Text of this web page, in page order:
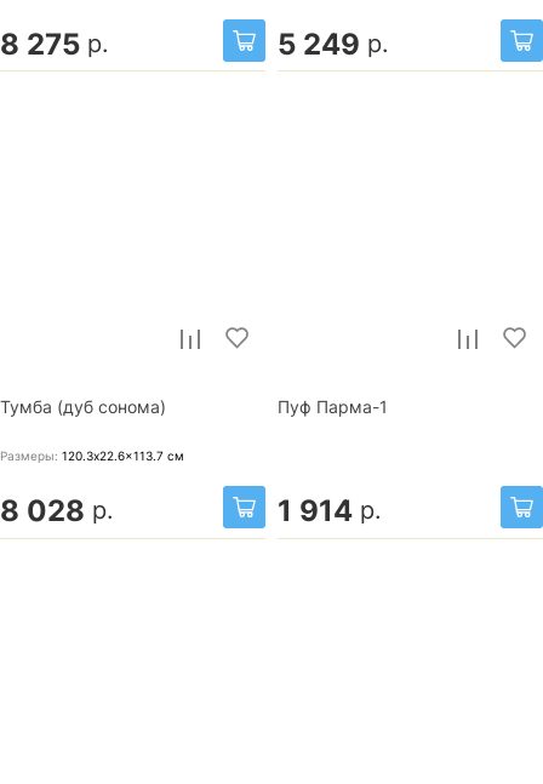
8 275 р. 5 249 р.
Тумба (дуб сонома)
Размеры: 120.3x22.6x113.7 см
8 028 р.
Пуф Парма-1
1 914 р.